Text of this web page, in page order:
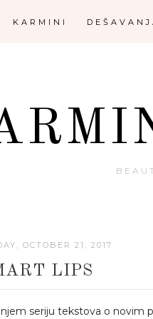
KARMINI
OCTOBER 21, 2017
LIPS
seriju tekstova o novim